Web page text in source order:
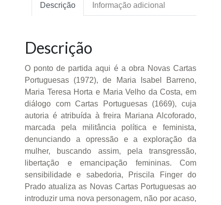
Descrição Informação adicional
Descrição
O ponto de partida aqui é a obra Novas Cartas
Portuguesas (1972), de Maria Isabel Barreno,
Maria Teresa Horta e Maria Velho da Costa, em
diálogo com Cartas Portuguesas (1669), cuja
autoria é atribuída à freira Mariana Alcoforado,
marcada pela militância política e feminista,
denunciando a opressão e a exploração da
mulher, buscando assim, pela transgressão,
libertação e emancipação femininas. Com
sensibilidade e sabedoria, Priscila Finger do
Prado atualiza as Novas Cartas Portuguesas ao
introduzir uma nova personagem, não por acaso,